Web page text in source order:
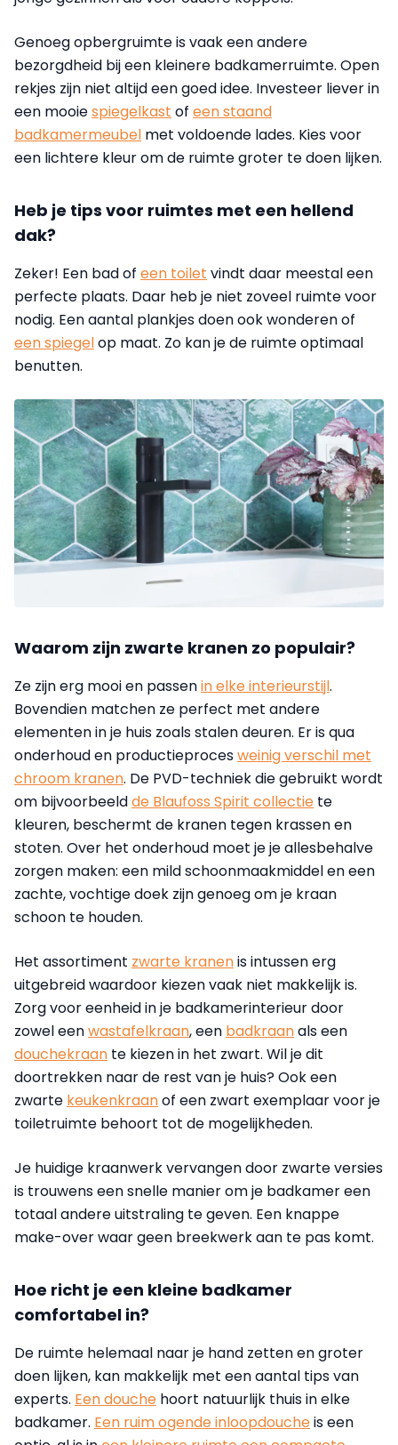
Genoeg opbergruimte is vaak een andere
bezorgdheid bij een kleinere badkamerruimte. Open
rekjes zijn niet altijd een goed idee. Investeer liever in
een mooiespiegelkast of een staand
badkamermeubel met voldoende lades. Kies voor
een lichtere kleur om de ruimte groter te doen lijken.
Heb je tips voor ruimtes met een hellend
dak?
Zeker! Een bad of een toilet vindt daar meestal een
perfecte plaats. Daar heb je niet zoveel ruimte voor
nodig. Een aantal plankjes doen ook wonderen of
een spiegelop maat. Zo kan je de ruimte optimaal
benutten.
Waarom zijn zwarte kranen zo populair?
Ze zijn erg mooi en passenin elke interieurstijl.
Bovendien matchen ze perfect met andere
elementen in je huis zoals stalen deuren. Er is qua
onderhoud en productieprocesweinig verschil met
chroom kranen. De PVD-techniek die gebruikt wordt
om bijvoorbeeldde Blaufoss Spirit collectie te
kleuren, beschermt de kranen tegen krassen en
stoten. Over het onderhoud moet je je allesbehalve
zorgen maken: een mild schoonmaakmiddel en een
zachte, vochtige doek zijn genoeg om je kraan
schoon te houden.
Het assortiment zwarte kranenis intussen erg
uitgebreid waardoor kiezen vaak niet makkelijk is.
Zorg voor eenheid in je badkamerinterieur door
zowel eenwastafelkraan, een badkraanals een
douchekraan te kiezen in het zwart. Wil je dit
doortrekken naar de rest van je huis? Ook een
zwarte keukenkraanof een zwart exemplaar voor je
toiletruimte behoort tot de mogelijkheden.
Je huidige kraanwerk vervangen door zwarte versies
is trouwens een snelle manier om je badkamer een
totaal andere uitstraling te geven. Een knappe
make-over waar geen breekwerk aan te pas komt.
Hoe richt je een kleine badkamer
comfortabel in?
De ruimte helemaal naar je hand zetten en groter
doen lijken, kan makkelijk met een aantal tips van
experts. Een douche hoort natuurlijk thuis in elke
badkamer. Een ruim ogende inloopdoucheis een